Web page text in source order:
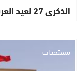
الذكرى 27 لعيد العرش المجيد
مستجدات